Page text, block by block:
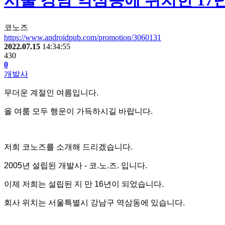
코노즈
https://www.androidpub.com/promotion/3060131
2022.07.15 14:34:55
430
0
개발사
무더운 계절인 여름입니다.
올 여룸 모두 행운이 가득하시길 바랍니다.
저희 코노즈를 소개해 드리겠습니다.
2005년 설립된 개발사 - 코.노.즈. 입니다.
이제 저희는 설립된 지 만 16년이 되었습니다.
회사 위치는 서울특별시 강남구 역삼동에 있습니다.